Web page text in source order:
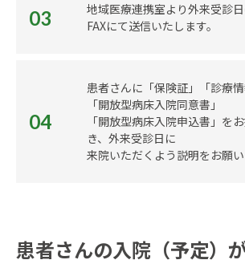
03
地域医療連携室より外来受診
FAXにて送信いたします。
04
患者さんに「保険証」「診療情
「開放型病床入院同意書」
「開放型病床入院申込書」を
き、外来受診日に
来院いただくよう説明をお願い
患者さんの入院（予定）